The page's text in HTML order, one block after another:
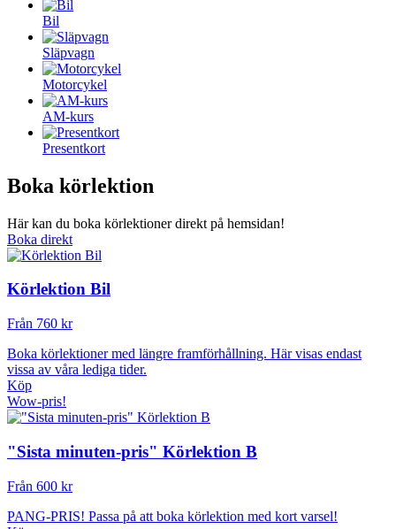
Bil
Släpvagn
Motorcykel
AM-kurs
Presentkort
Boka körlektion
Här kan du boka körlektioner direkt på hemsidan!
Boka direkt
Körlektion Bil
Från 760 kr
Boka körlektioner med längre framförhållning. Här visas endast
vissa av våra lediga tider.
Köp
Wow-pris!
"Sista minuten-pris" Körlektion B
Från 600 kr
PANG-PRIS! Passa på att boka körlektion med kort varsel!